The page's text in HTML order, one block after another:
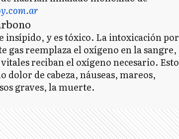
insípido, y es tóxico. La intoxicación por
gas reemplaza el oxígeno en la sangre,
reciban el oxígeno necesario. Esto
dolor de cabeza, náuseas, mareos,
graves, la muerte.